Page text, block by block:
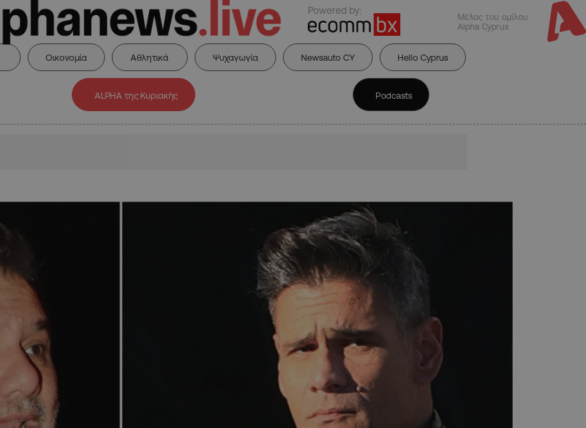
Powered by:
Μέλος του ομίλου
Alpha Cyprus
Οικονομία Αθλητικά Ψυχαγωγία Newsauto CY Hello Cyprus
ALPHA της Κυριακής Podcasts